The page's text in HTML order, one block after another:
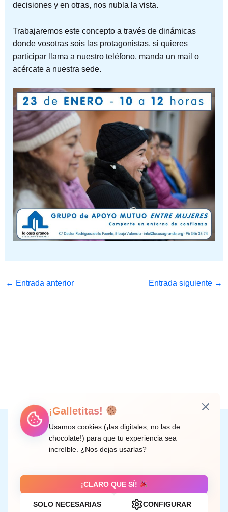
decisiones y en otras, nos nubla la vista.
Trabajaremos este concepto a través de dinámicas
donde vosotras sois las protagonistas, si quieres
participar llama a nuestro teléfono, manda un mail o
acércate a nuestra sede.
← Entrada anterior Entrada siguiente →
Instagram
Facebook
X LinkedIn
Correo electrónico
C/ Doctor Rodríguez de la Fuente, 8 València
Aviso legal
¡Galletitas!
Usamos cookies (¡las digitales, no las de
chocolate!) para que tu experiencia sea
increíble. ¿Nos dejas usarlas?
¡CLARO QUE SÍ!
SOLO NECESARIAS CONFIGURAR